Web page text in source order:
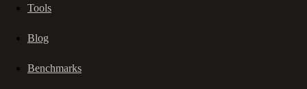
Tools
Blog
Benchmarks